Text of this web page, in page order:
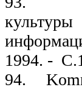
1994. -
94.